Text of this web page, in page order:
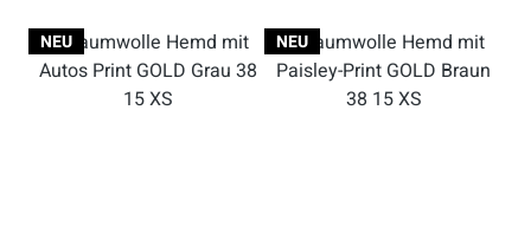
NEU NEU